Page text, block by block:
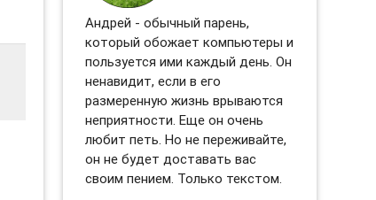
Андрей - обычный парень,
который обожает компьютеры и
пользуется ими каждый день. Он
ненавидит, если в его
размеренную жизнь врываются
неприятности. Еще он очень
любит петь. Но не переживайте,
он не будет доставать вас
своим пением. Только текстом.